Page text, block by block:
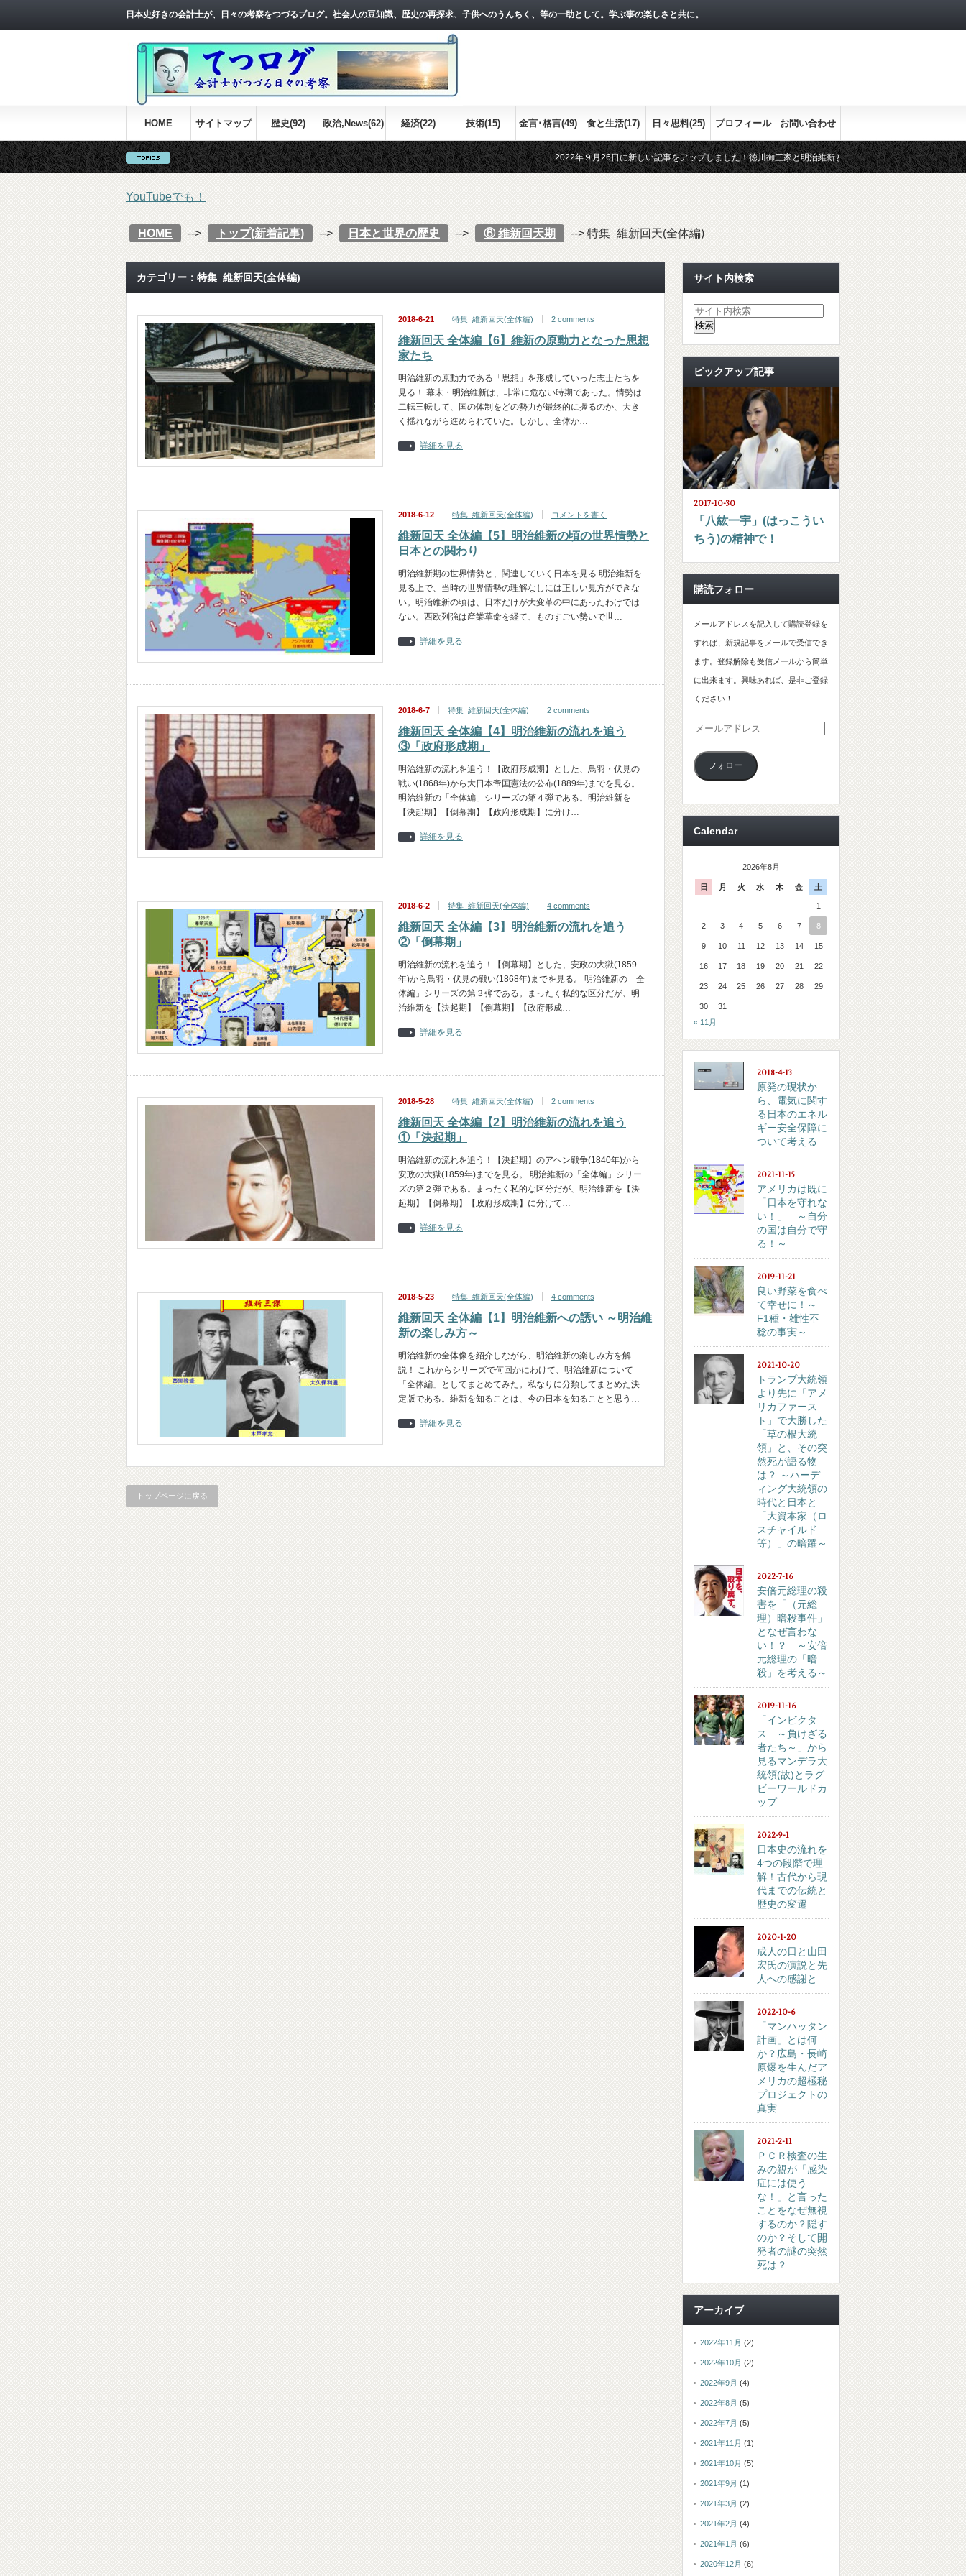
日本史好きの会計士が、日々の考察をつづるブログ。社会人の豆知識、歴史の再探求、子供へのうんちく、等の一助として。学ぶ事の楽しさと共に。
HOME サイトマップ 歴史(92) 政治,News(62) 経済(22) 技術(15) 金言･格言(49) 食と生活(17) 日々思料(25) プロフィール お問い合わせ
2022年９月26日に新しい記事をアップしました！徳川御三家と明治維新との関わりをまとめます。最終回の今回は、紀
江戸時代の世界情勢について、おおまかな流れをシリーズで！
経済指標として押さえておきたい３つの経
YouTubeでも！
HOME --> トップ(新着記事) --> 日本と世界の歴史 --> ⑥ 維新回天期 --> 特集_維新回天(全体編)
カテゴリー：特集_維新回天(全体編)
2018-6-21 特集_維新回天(全体編) 2 comments
維新回天 全体編【6】維新の原動力となった思想
家たち
明治維新の原動力である「思想」を形成していった志士たちを
見る！ 幕末・明治維新は、非常に危ない時期であった。情勢は
二転三転して、国の体制をどの勢力が最終的に握るのか、大き
く揺れながら進められていた。しかし、全体か…
詳細を見る
2018-6-12 特集_維新回天(全体編) コメントを書く
維新回天 全体編【5】明治維新の頃の世界情勢と
日本との関わり
明治維新期の世界情勢と、関連していく日本を見る 明治維新を
見る上で、当時の世界情勢の理解なしには正しい見方ができな
い。明治維新の頃は、日本だけが大変革の中にあったわけでは
ない。西欧列強は産業革命を経て、ものすごい勢いで世…
詳細を見る
2018-6-7 特集_維新回天(全体編) 2 comments
維新回天 全体編【4】明治維新の流れを追う
③「政府形成期」
明治維新の流れを追う！【政府形成期】とした、鳥羽・伏見の
戦い(1868年)から大日本帝国憲法の公布(1889年)までを見る。
明治維新の「全体編」シリーズの第４弾である。明治維新を
【決起期】【倒幕期】【政府形成期】に分け…
詳細を見る
2018-6-2 特集_維新回天(全体編) 4 comments
維新回天 全体編【3】明治維新の流れを追う
②「倒幕期」
明治維新の流れを追う！【倒幕期】とした、安政の大獄(1859
年)から鳥羽・伏見の戦い(1868年)までを見る。 明治維新の「全
体編」シリーズの第３弾である。まったく私的な区分だが、明
治維新を【決起期】【倒幕期】【政府形成…
詳細を見る
2018-5-28 特集_維新回天(全体編) 2 comments
維新回天 全体編【2】明治維新の流れを追う
①「決起期」
明治維新の流れを追う！【決起期】のアヘン戦争(1840年)から
安政の大獄(1859年)までを見る。 明治維新の「全体編」シリー
ズの第２弾である。まったく私的な区分だが、明治維新を【決
起期】【倒幕期】【政府形成期】に分けて…
詳細を見る
2018-5-23 特集_維新回天(全体編) 4 comments
維新回天 全体編【1】明治維新への誘い ～明治維
新の楽しみ方～
明治維新の全体像を紹介しながら、明治維新の楽しみ方を解
説！ これからシリーズで何回かにわけて、明治維新について
「全体編」としてまとめてみた。私なりに分類してまとめた決
定版である。維新を知ることは、今の日本を知ることと思う…
詳細を見る
トップページに戻る
サイト内検索
ピックアップ記事
2017-10-30
「八紘一宇」(はっこうい
ちう)の精神で！
購読フォロー
メールアドレスを記入して購読登録を
すれば、新規記事をメールで受信でき
ます。登録解除も受信メールから簡単
に出来ます。興味あれば、是非ご登録
ください！
メ
ル
ド
フォロー
Calendar
2026年8月
日 月 火 水 木 金 土
1
2 3 4 5 6 7 8
9 10 11 12 13 14 15
16 17 18 19 20 21 22
23 24 25 26 27 28 29
30
31
« 11月
2018-4-13
原発の現状か
ら、電気に関す
る日本のエネル
ギー安全保障に
ついて考える
2021-11-15
アメリカは既に
「日本を守れな
い！」 ～自分
の国は自分で守
る！～
2019-11-21
良い野菜を食べ
て幸せに！～
F1種・雄性不
稔の事実～
2021-10-20
トランプ大統領
より先に「アメ
リカファース
ト」で大勝した
「草の根大統
領」と、その突
然死が語る物
は？ ～ハーデ
ィング大統領の
時代と日本と
「大資本家（ロ
スチャイルド
等）」の暗躍～
2022-7-16
安倍元総理の殺
害を「（元総
理）暗殺事件」
となぜ言わな
い！？ ～安倍
元総理の「暗
殺」を考える～
2019-11-16
「インビクタ
ス ～負けざる
者たち～」から
見るマンデラ大
統領(故)とラグ
ビーワールドカ
ップ
2022-9-1
日本史の流れを
4つの段階で理
解！古代から現
代までの伝統と
歴史の変遷
2020-1-20
成人の日と山田
宏氏の演説と先
人への感謝と
2022-10-6
「マンハッタン
計画」とは何
か？広島・長崎
原爆を生んだア
メリカの超極秘
プロジェクトの
真実
2021-2-11
ＰＣＲ検査の生
みの親が「感染
症には使う
な！」と言った
ことをなぜ無視
するのか？隠す
のか？そして開
発者の謎の突然
死は？
アーカイブ
2022年11月 (2)
2022年10月 (2)
2022年9月 (4)
2022年8月 (5)
2022年7月 (5)
2021年11月 (1)
2021年10月 (5)
2021年9月 (1)
2021年3月 (2)
2021年2月 (4)
2021年1月 (6)
2020年12月 (6)